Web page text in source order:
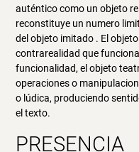
auténtico como un objeto
reconstituye un numero
del objeto imitado . El
contrarealidad que
funcionalidad, el objeto
operaciones o
o lúdica, produciendo
el texto.
PRESENCIA